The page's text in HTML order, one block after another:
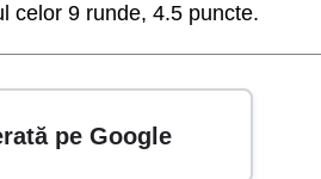
celor 9 runde, 4.5 puncte.
pe Google